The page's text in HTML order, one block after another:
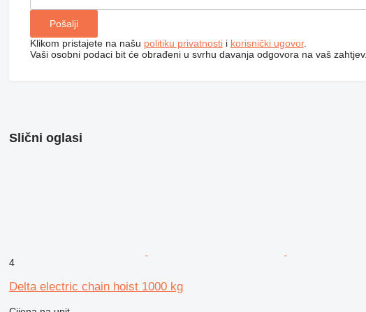
Klikom pristajete na našu politiku privatnostii korisnički ugovor.
Vaši osobni podaci bit će obrađeni u svrhu davanja odgovora na vaš zahtjev.
Slični oglasi
4
Delta electric chain hoist 1000 kg